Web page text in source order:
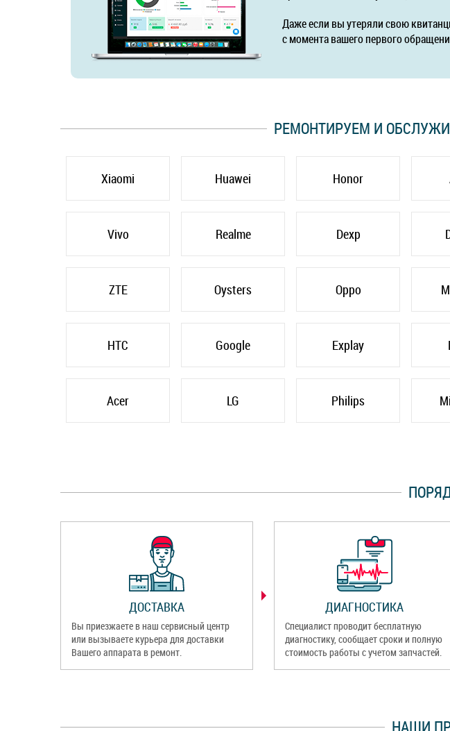
Даже если вы утеряли свою
с момента вашего первого
РЕМОНТИРУЕМ И
Xiaomi Huawei Honor
Vivo Realme Dexp
ZTE Oysters Oppo
HTC Google Explay
Acer LG Philips
ДОСТАВКА
Вы приезжаете в наш сервисный центр
или вызываете курьера для доставки
Вашего аппарата в ремонт.
ДИАГНОСТИКА
Специалист проводит бесплатную
диагностику, сообщает сроки и полную
стоимость работы с учетом запчастей.
НАШИ